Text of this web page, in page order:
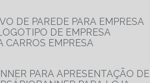
DE PAREDE PARA EMPRESA
DE EMPRESA
CARROS EMPRESA
PARA APRESENTAÇÃO